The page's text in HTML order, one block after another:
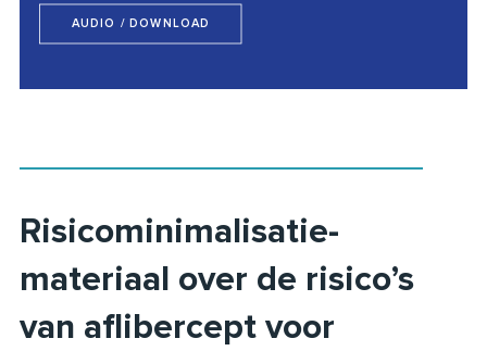
AUDIO / DOWNLOAD
Risicominimalisatie-
materiaal over de risico’s
van aflibercept voor